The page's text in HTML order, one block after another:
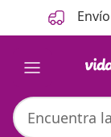
Anterior
Siguiente